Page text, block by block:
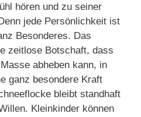
hören und zu seiner
jede Persönlichkeit ist
Besonderes. Das
zeitlose Botschaft, dass
abheben kann, in
ganz besondere Kraft
bleibt standhaft
Kleinkinder können